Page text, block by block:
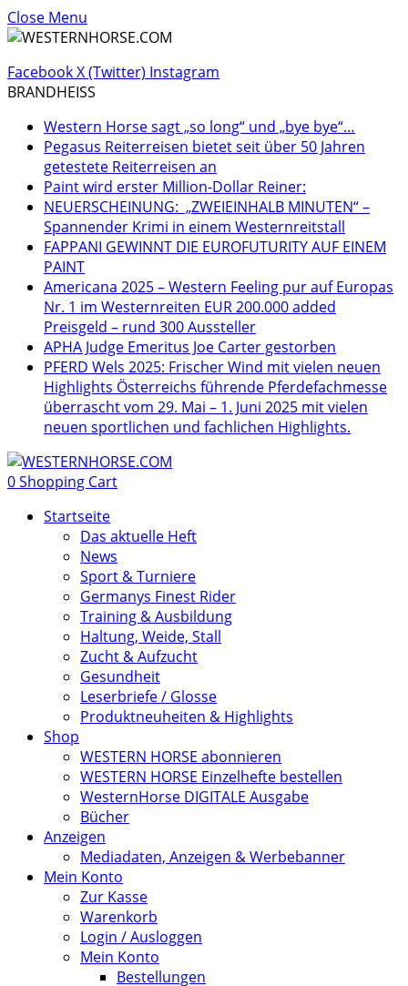
Close Menu
FacebookX (Twitter) Instagram
BRANDHEISS
Western Horse sagt „so long“ und „bye bye“…
Pegasus Reiterreisen bietet seit über 50 Jahren
getestete Reiterreisen an
Paint wird erster Million-Dollar Reiner:
NEUERSCHEINUNG: „ZWEIEINHALB MINUTEN“ –
Spannender Krimi in einem Westernreitstall
FAPPANI GEWINNT DIE EUROFUTURITY AUF EINEM
PAINT
Americana 2025 – Western Feeling pur auf Europas
Nr. 1 im Westernreiten EUR 200.000 added
Preisgeld – rund 300 Aussteller
APHA Judge Emeritus Joe Carter gestorben
PFERD Wels 2025: Frischer Wind mit vielen neuen
Highlights Österreichs führende Pferdefachmesse
überrascht vom 29. Mai – 1. Juni 2025 mit vielen
neuen sportlichen und fachlichen Highlights.
0Shopping Cart
Startseite
Das aktuelle Heft
News
Sport & Turniere
Germanys Finest Rider
Training & Ausbildung
Haltung, Weide, Stall
Zucht & Aufzucht
Gesundheit
Leserbriefe / Glosse
Produktneuheiten & Highlights
Shop
WESTERN HORSE abonnieren
WESTERN HORSE Einzelhefte bestellen
WesternHorse DIGITALE Ausgabe
Bücher
Anzeigen
Mediadaten, Anzeigen & Werbebanner
Mein Konto
Zur Kasse
Warenkorb
Login / Ausloggen
Mein Konto
Bestellungen